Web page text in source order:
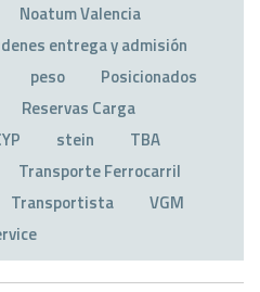
Noatum Valencia
entrega y admisión
peso
Posicionados
Reservas Carga
stein
TBA
Transporte Ferrocarril
Transportista
VGM